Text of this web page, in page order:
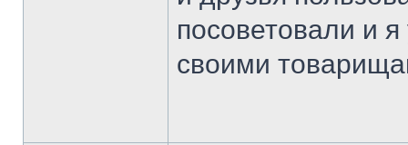
посоветовали и
своими